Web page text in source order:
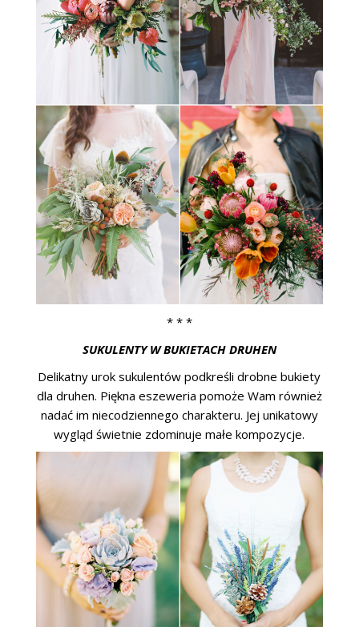
* * *
SUKULENTY W BUKIETACH DRUHEN
Delikatny urok sukulentów podkreśli drobne bukiety
dla druhen. Piękna eszeweria pomoże Wam również
nadać im niecodziennego charakteru. Jej unikatowy
wygląd świetnie zdominuje małe kompozycje.